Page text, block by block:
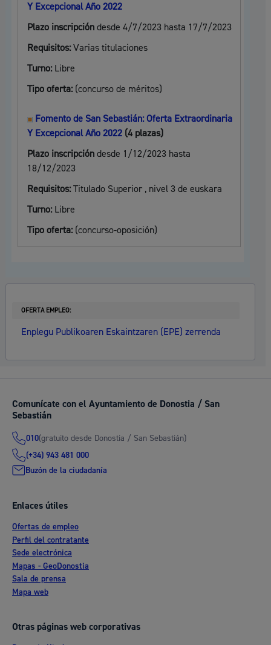
Y Excepcional Año 2022
Plazo inscripción desde 4/7/2023 hasta 17/7/2023
Requisitos: Varias titulaciones
Turno: Libre
Tipo oferta: (concurso de méritos)
Fomento de San Sebastián: Oferta Extraordinaria
Y Excepcional Año 2022(4 plazas)
Plazo inscripción desde 1/12/2023 hasta
18/12/2023
Requisitos: Titulado Superior , nivel 3 de euskara
Turno: Libre
Tipo oferta: (concurso-oposición)
OFERTA EMPLEO:
Enplegu Publikoaren Eskaintzaren (EPE) zerrenda
Comunícate con el Ayuntamiento de Donostia / San
Sebastián
010(gratuito desde Donostia / San Sebastián)
(+34) 943 481 000
Buzón de la ciudadanía
Enlaces útiles
Ofertas de empleo
Perfil del contratante
Sede electrónica
Mapas - GeoDonostia
Sala de prensa
Mapa web
Otras páginas web corporativas